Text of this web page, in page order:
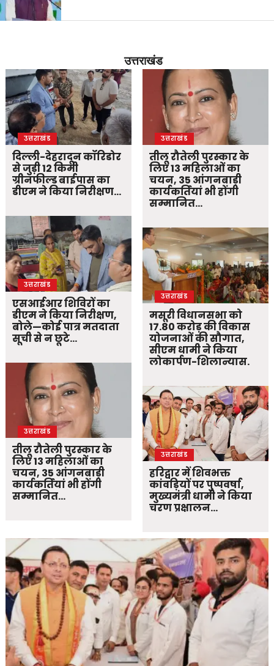
उत्तराखंड
उत्तराखंड
दिल्ली-देहरादून कॉरिडोर
से जुड़ी 12 किमी
ग्रीनफील्ड बाईपास का
डीएम ने किया निरीक्षण…
उत्तराखंड
एसआईआर शिविरों का
डीएम ने किया निरीक्षण,
बोले—कोई पात्र मतदाता
सूची से न छूटे…
उत्तराखंड
तीलू रौतेली पुरस्कार के
लिए 13 महिलाओं का
चयन, 35 आंगनबाड़ी
कार्यकर्तियां भी होंगी
सम्मानित…
उत्तराखंड
तीलू रौतेली पुरस्कार के
लिए 13 महिलाओं का
चयन, 35 आंगनबाड़ी
कार्यकर्तियां भी होंगी
सम्मानित…
उत्तराखंड
मसूरी विधानसभा को
17.80 करोड़ की विकास
योजनाओं की सौगात,
सीएम धामी ने किया
लोकार्पण-शिलान्यास.
उत्तराखंड
हरिद्वार में शिवभक्त
कांवड़ियों पर पुष्पवर्षा,
मुख्यमंत्री धामी ने किया
चरण प्रक्षालन…